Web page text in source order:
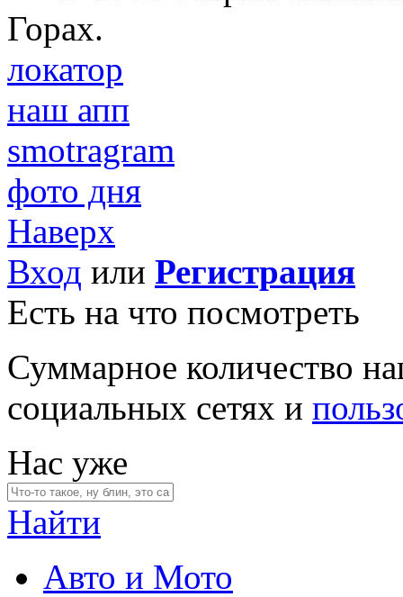
Горах.
локатор
наш апп
smotragram
фото дня
Наверх
Вход или Регистрация
Есть на что посмотреть
Суммарное количество
социальных сетях и
Нас уже
Найти
Авто и Мото